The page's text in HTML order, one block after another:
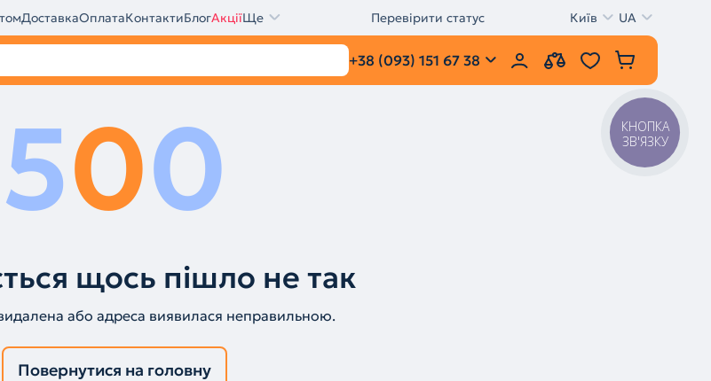
ДоставкаОплатаКонтактиБлогАкціїЩе Перевірити статус Київ UA
+38 (093) 151 67 38
500
щось пішло не так
або адреса виявилася неправильною.
Повернутися на головну
КНОПКА
ЗВ'ЯЗКУ